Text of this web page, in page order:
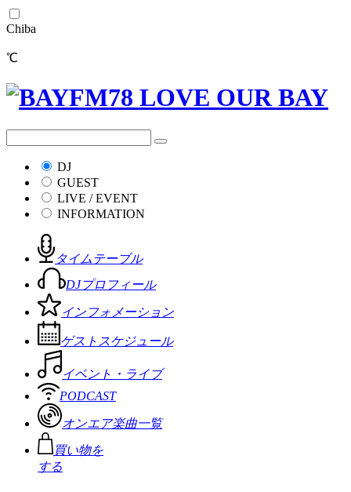
Chiba
℃
DJ
GUEST
LIVE / EVENT
INFORMATION
タイムテーブル
DJプロフィール
インフォメーション
ゲストスケジュール
イベント・ライブ
PODCAST
オンエア楽曲一覧
買い物を
する